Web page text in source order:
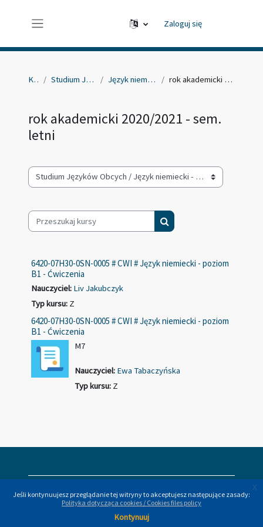
Zaloguj się
Kursy Studium Języków Obcych Język niemiecki - poziom B1 rok akademicki 2020/2021 - sem. letni
rok akademicki 2020/2021 - sem.
letni
Kategorie kursów
Przeszukaj kursy
Przeszukaj kursy
6420-07H30-0SN-0005 # CWI # Język niemiecki - poziom
B1 - Ćwiczenia
Nauczyciel: Liv Jakubczyk
Typ kursu: Z
6420-07H30-0SN-0005 # CWI # Język niemiecki - poziom
B1 - Ćwiczenia
M7
Nauczyciel: Ewa Tabaczyńska
Typ kursu: Z
Jeśli kontynuujesz przeglądanie tej witryny to akceptujesz następujące zasady:
Polityka dotycząca cookies / Cookies files policy
Kontynuuj
x
Jeśli kontynuujesz przeglądanie tej witryny to akceptujesz następujące zasady:
Polityka dotycząca cookies / Cookies files policy
Kontynuuj
x